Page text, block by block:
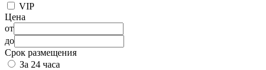
VIP
Цена
от
до
Срок размещения
За 24 часа